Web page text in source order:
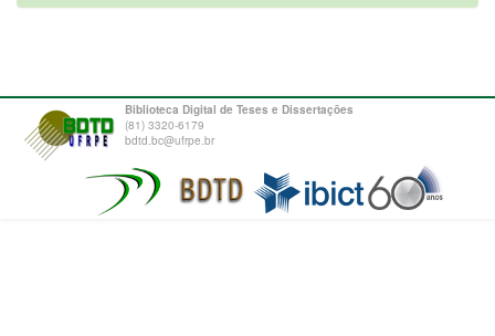
Biblioteca Digital de Teses e Dissertações
(81) 3320-6179
bdtd.bc@ufrpe.br